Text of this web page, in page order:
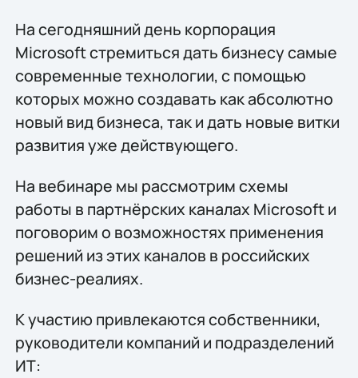
На сегодняшний день корпорация
Microsoft стремиться дать бизнесу самые
современные технологии, с помощью
которых можно создавать как абсолютно
новый вид бизнеса, так и дать новые витки
развития уже действующего.
На вебинаре мы рассмотрим схемы
работы в партнёрских каналах Microsoft и
поговорим о возможностях применения
решений из этих каналов в российских
бизнес-реалиях.
К участию привлекаются собственники,
руководители компаний и подразделений
ИТ: